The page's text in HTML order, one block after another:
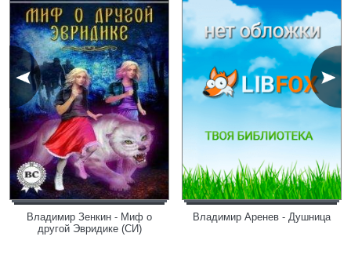
Владимир Зенкин - Миф о
другой Эвридике (СИ)
Владимир Аренев - Душница